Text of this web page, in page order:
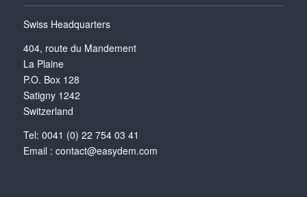
Swiss Headquarters
404, route du Mandement
La Plaine
P.O. Box 128
Satigny 1242
Switzerland
Tel: 0041 (0) 22 754 03 41
Email : contact@easydem.com